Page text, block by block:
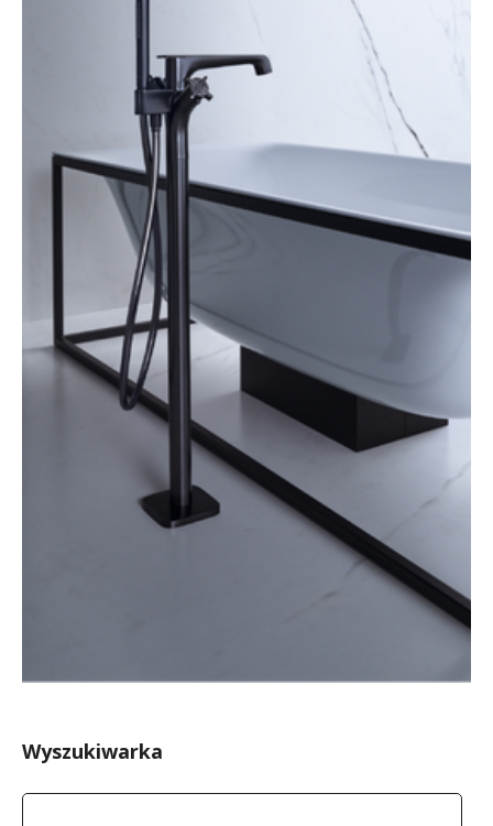
Wyszukiwarka